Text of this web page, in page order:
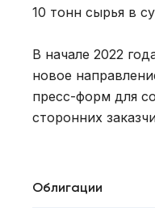
10 тонн сырья в
В начале 2022
новое
пресс-форм для
сторонних
Облигации